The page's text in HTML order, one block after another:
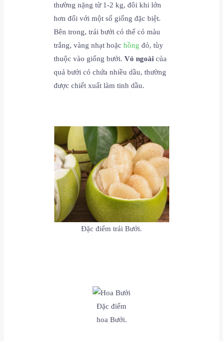
thường nặng từ 1-2 kg, đôi khi lớn
hơn đối với một số giống đặc biệt.
Bên trong, trái bưởi có thể có màu
trắng, vàng nhạt hoặchồng đỏ, tùy
thuộc vào giống bưởi.Vỏ ngoài của
quả bưởi có chứa nhiều dầu, thường
được chiết xuất làm tinh dầu.
Đặc điểm trái Bưởi.
Đặc điểm
hoa Bưởi.